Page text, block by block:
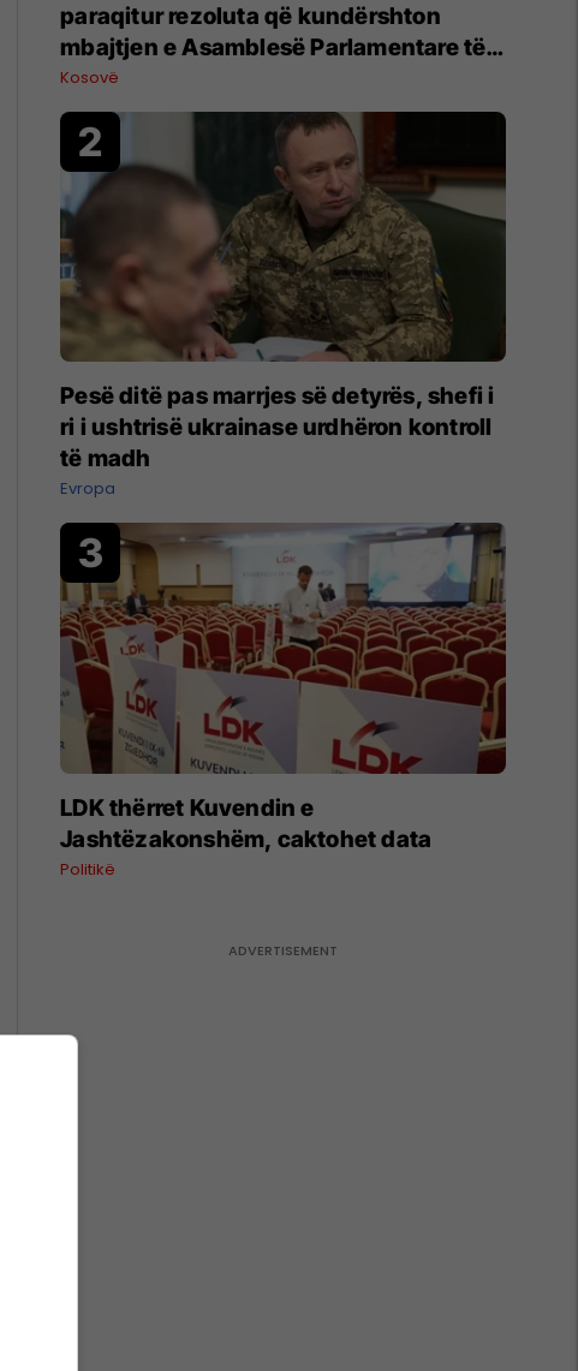
paraqitur rezoluta që kundërshton
mbajtjen e Asamblesë Parlamentare të
OSBE-së në Beograd
Kosovë
Pesë ditë pas marrjes së detyrës, shefi i
ri i ushtrisë ukrainase urdhëron kontroll
të madh
Evropa
LDK thërret Kuvendin e
Jashtëzakonshëm, caktohet data
Politikë